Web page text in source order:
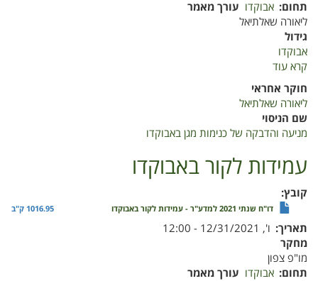
תחום אבוקדו עורך מאמר
ליאורה שאלתיאל
גידול
אבוקדו
קרא עוד
והדבקה
של
כנימות
מגן
חוקר אחראי
ליאורה שאלתיאל
שם הניסוי
מניעה והדבקה של כנימות מגן באבוקדו
עמידות לקור באבוקדו
קובץ
דו"ח שנתי 2021 למדע"ר - עמידות לקור באבוקדו 1016.95 ק"ב
תאריך ו', 12/31/2021 - 12:00
מחקר
מו"פ צפון
תחום אבוקדו עורך מאמר